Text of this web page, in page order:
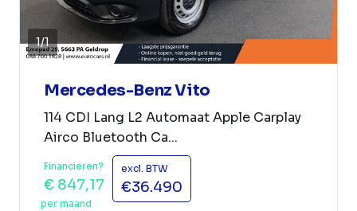
1/1
Mercedes-Benz Vito
114 CDI Lang L2 Automaat Apple Carplay
Airco Bluetooth Ca...
Financieren?
€ 847,17
per maand
excl. BTW
€36.490